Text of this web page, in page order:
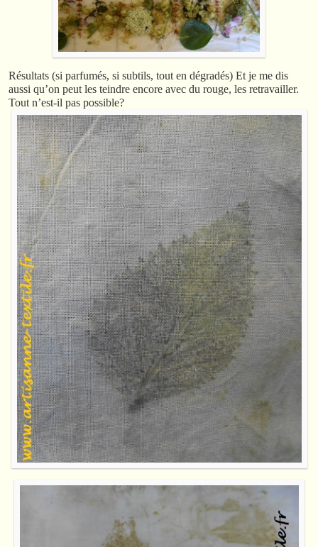
Résultats (si parfumés, si subtils, tout en dégradés) Et je me dis
aussi qu’on peut les teindre encore avec du rouge, les retravailler.
Tout n’est-il pas possible?